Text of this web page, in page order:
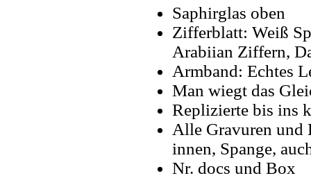
Saphirglas oben
Zifferblatt: Weiß
Arabiian Ziffern,
Armband: Echtes
Man wiegt das
Replizierte bis ins
Alle Gravuren und
innen, Spange,
Nr. docs und Box